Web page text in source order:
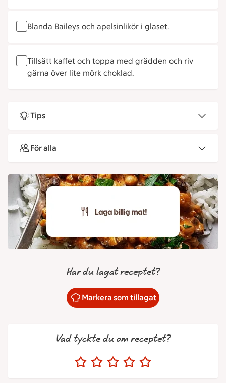
Blanda Baileys och apelsinlikör i glaset.
Tillsätt kaffet och toppa med grädden och riv
gärna över lite mörk choklad.
Tips
För alla
Har du lagat receptet?
Markera som tillagat
Vad tyckte du om receptet?